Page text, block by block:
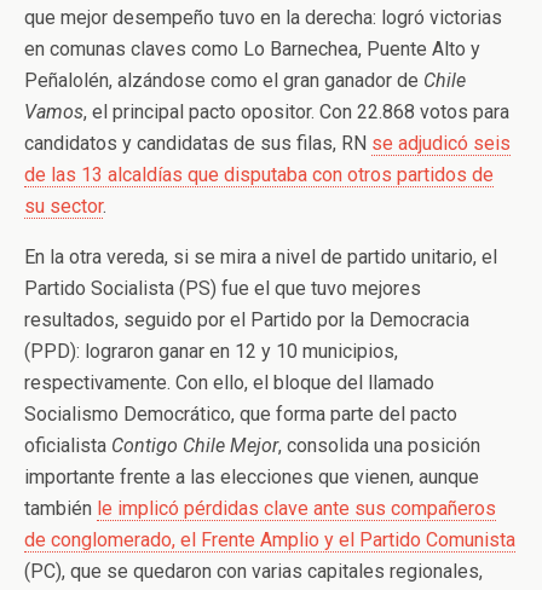
que mejor desempeño tuvo en la derecha: logró victorias
en comunas claves como Lo Barnechea, Puente Alto y
Peñalolén, alzándose como el gran ganador de Chile
Vamos, el principal pacto opositor. Con 22.868 votos para
candidatos y candidatas de sus filas, RN se adjudicó seis
de las 13 alcaldías que disputaba con otros partidos de
su sector.
En la otra vereda, si se mira a nivel de partido unitario, el
Partido Socialista (PS) fue el que tuvo mejores
resultados, seguido por el Partido por la Democracia
(PPD): lograron ganar en 12 y 10 municipios,
respectivamente. Con ello, el bloque del llamado
Socialismo Democrático, que forma parte del pacto
oficialista Contigo Chile Mejor, consolida una posición
importante frente a las elecciones que vienen, aunque
también le implicó pérdidas clave ante sus compañeros
de conglomerado, el Frente Amplio y el Partido Comunista
(PC), que se quedaron con varias capitales regionales,